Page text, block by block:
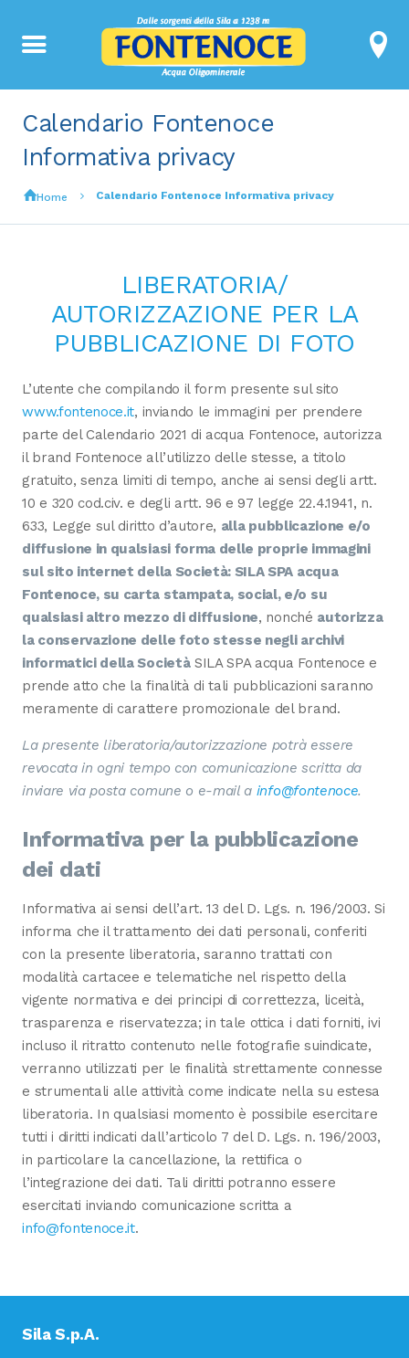
Calendario Fontenoce
Informativa privacy
Home Calendario Fontenoce Informativa privacy
LIBERATORIA/
AUTORIZZAZIONE PER LA
PUBBLICAZIONE DI FOTO
L’utente che compilando il form presente sul sito
www.fontenoce.it, inviando le immagini per prendere
parte del Calendario 2021 di acqua Fontenoce, autorizza
il brand Fontenoce all’utilizzo delle stesse, a titolo
gratuito, senza limiti di tempo, anche ai sensi degli artt.
10 e 320 cod.civ. e degli artt. 96 e 97 legge 22.4.1941, n.
633, Legge sul diritto d’autore, alla pubblicazione e/o
diffusione in qualsiasi forma delle proprie immagini
sul sito internet della Società: SILA SPA acqua
Fontenoce, su carta stampata, social, e/o su
qualsiasi altro mezzo di diffusione, nonché autorizza
la conservazione delle foto stesse negli archivi
informatici della SocietàSILA SPA acqua Fontenoce e
prende atto che la finalità di tali pubblicazioni saranno
meramente di carattere promozionale del brand.
La presente liberatoria/autorizzazione potrà essere
revocata in ogni tempo con comunicazione scritta da
inviare via posta comune o e-mail a info@fontenoce.
Informativa per la pubblicazione
dei dati
Informativa ai sensi dell’art. 13 del D. Lgs. n. 196/2003. Si
informa che il trattamento dei dati personali, conferiti
con la presente liberatoria, saranno trattati con
modalità cartacee e telematiche nel rispetto della
vigente normativa e dei principi di correttezza, liceità,
trasparenza e riservatezza; in tale ottica i dati forniti, ivi
incluso il ritratto contenuto nelle fotografie suindicate,
verranno utilizzati per le finalità strettamente connesse
e strumentali alle attività come indicate nella su estesa
liberatoria. In qualsiasi momento è possibile esercitare
tutti i diritti indicati dall’articolo 7 del D. Lgs. n. 196/2003,
in particolare la cancellazione, la rettifica o
l’integrazione dei dati. Tali diritti potranno essere
esercitati inviando comunicazione scritta a
info@fontenoce.it.
Sila S.p.A.